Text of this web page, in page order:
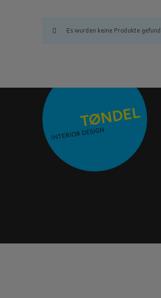
Es wurden keine Produkte